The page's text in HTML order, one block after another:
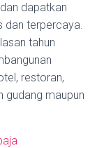
dapatkan
dan terpercaya.
tahun
restoran,
gudang maupun